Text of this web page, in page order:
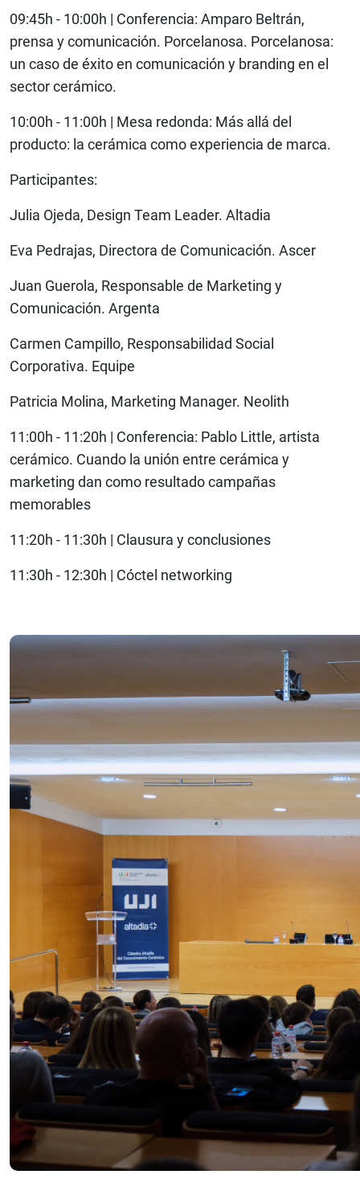
09:45h - 10:00h | Conferencia: Amparo Beltrán,
prensa y comunicación. Porcelanosa. Porcelanosa:
un caso de éxito en comunicación y branding en el
sector cerámico.
10:00h - 11:00h | Mesa redonda: Más allá del
producto: la cerámica como experiencia de marca.
Participantes:
Julia Ojeda, Design Team Leader. Altadia
Eva Pedrajas, Directora de Comunicación. Ascer
Juan Guerola, Responsable de Marketing y
Comunicación. Argenta
Carmen Campillo, Responsabilidad Social
Corporativa. Equipe
Patricia Molina, Marketing Manager. Neolith
11:00h - 11:20h | Conferencia: Pablo Little, artista
cerámico. Cuando la unión entre cerámica y
marketing dan como resultado campañas
memorables
11:20h - 11:30h | Clausura y conclusiones
11:30h - 12:30h | Cóctel networking